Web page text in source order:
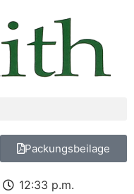
Packungsbeilage
12:33 p.m.